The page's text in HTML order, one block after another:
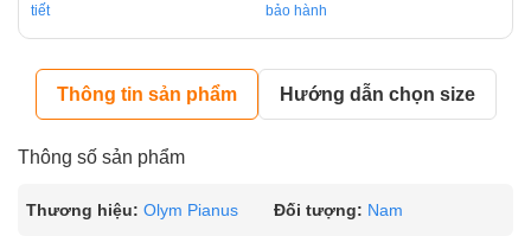
tiết
bảo hành
Thông tin sản phẩm Hướng dẫn chọn size
Thông số sản phẩm
Thương hiệu: Olym Pianus Đối tượng: Nam